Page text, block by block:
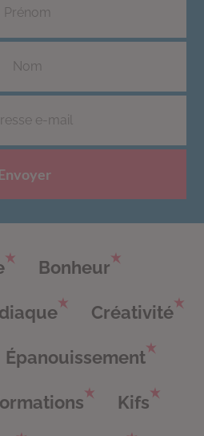
Bonheur
Créativité
Épanouissement
Kifs